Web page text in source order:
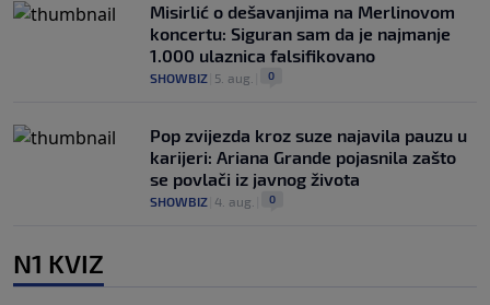
Misirlić o dešavanjima na Merlinovom
koncertu: Siguran sam da je najmanje
1.000 ulaznica falsifikovano
SHOWBIZ 5. aug. 0
Pop zvijezda kroz suze najavila pauzu u
karijeri: Ariana Grande pojasnila zašto
se povlači iz javnog života
SHOWBIZ 4. aug. 0
N1 KVIZ